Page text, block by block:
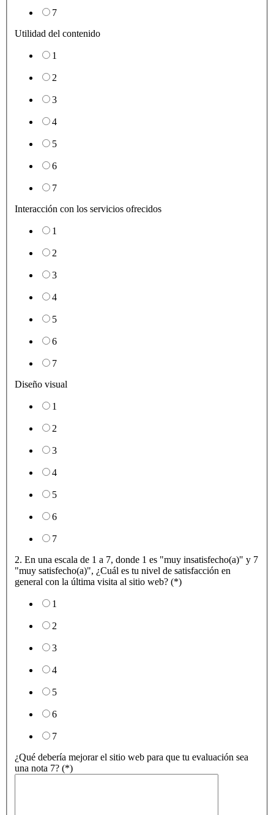
7
Utilidad del contenido
1
2
3
4
5
6
7
Interacción con los servicios ofrecidos
1
2
3
4
5
6
7
Diseño visual
1
2
3
4
5
6
7
2. En una escala de 1 a 7, donde 1 es "muy insatisfecho(a)" y 7
"muy satisfecho(a)", ¿Cuál es tu nivel de satisfacción en
general con la última visita al sitio web? (*)
1
2
3
4
5
6
7
¿Qué debería mejorar el sitio web para que tu evaluación sea
una nota 7? (*)